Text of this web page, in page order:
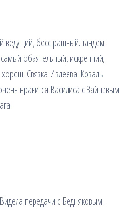
ведущий, бесстрашный. тандем
обаятельный, искренний,
Связка Ивлеева-Коваль
нравится Василиса с Зайцевым
передачи с Бедняковым,